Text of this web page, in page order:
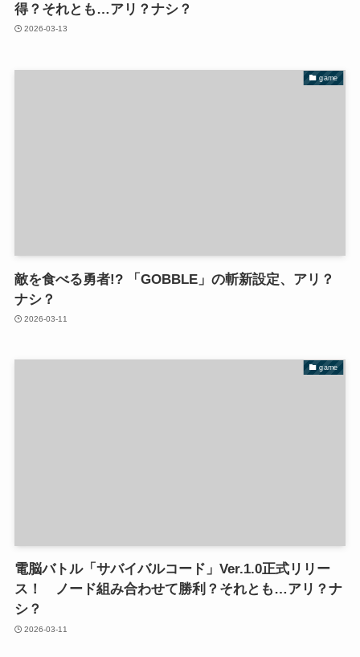
得？それとも…アリ？ナシ？
2026-03-13
game
敵を食べる勇者!? 「GOBBLE」の斬新設定、アリ？
ナシ？
2026-03-11
game
電脳バトル「サバイバルコード」Ver.1.0正式リリー
ス！ ノード組み合わせて勝利？それとも…アリ？ナ
シ？
2026-03-11